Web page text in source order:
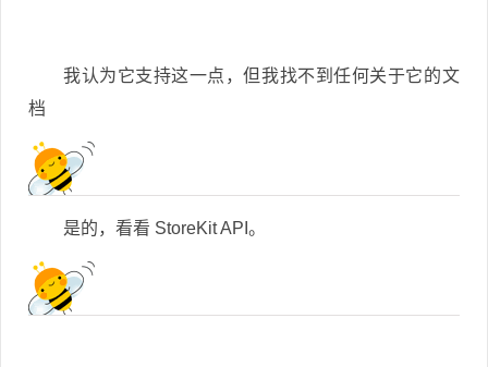
我认为它支持这一点，但我找不到任何关于它的文
档
是的，看看 StoreKit API。